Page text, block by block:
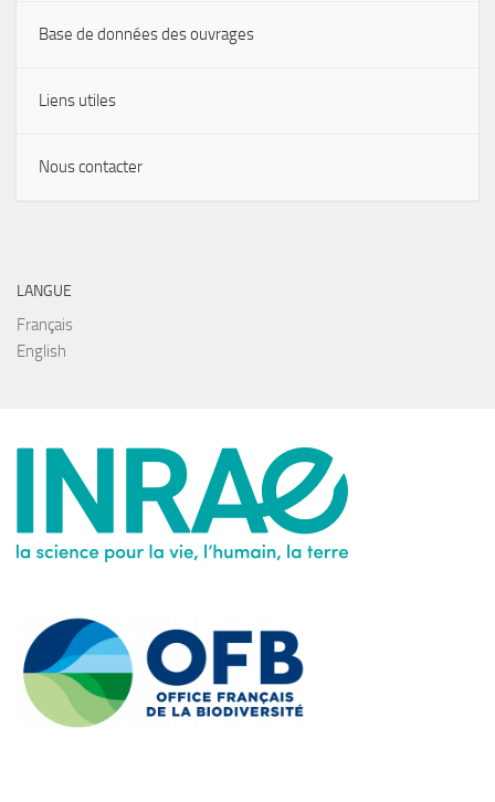
Base de données des ouvrages
Liens utiles
Nous contacter
LANGUE
Français
English